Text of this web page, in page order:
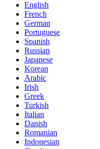
English
French
German
Portuguese
Spanish
Russian
Japanese
Korean
Arabic
Irish
Greek
Turkish
Italian
Danish
Romanian
Indonesian